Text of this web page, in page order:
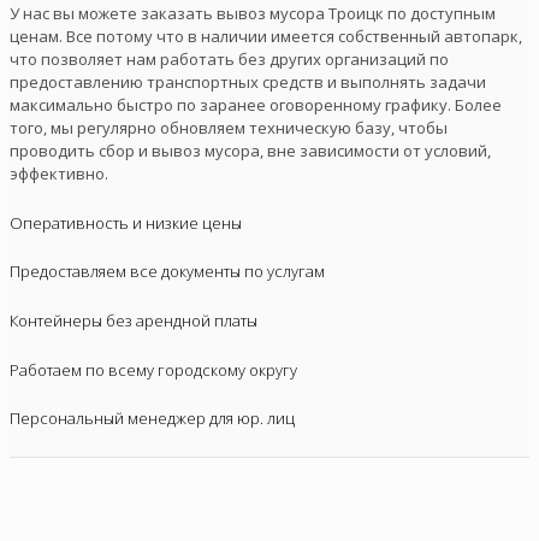
У нас вы можете заказать вывоз мусора Троицк по доступным
ценам. Все потому что в наличии имеется собственный автопарк,
что позволяет нам работать без других организаций по
предоставлению транспортных средств и выполнять задачи
максимально быстро по заранее оговоренному графику. Более
того, мы регулярно обновляем техническую базу, чтобы
проводить сбор и вывоз мусора, вне зависимости от условий,
эффективно.
Оперативность и низкие цены
Предоставляем все документы по услугам
Контейнеры без арендной платы
Работаем по всему городскому округу
Персональный менеджер для юр. лиц